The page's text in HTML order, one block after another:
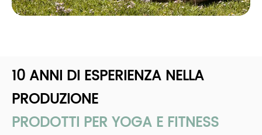
10 ANNI DI ESPERIENZA NELLA
PRODUZIONE
PRODOTTI PER YOGA E FITNESS